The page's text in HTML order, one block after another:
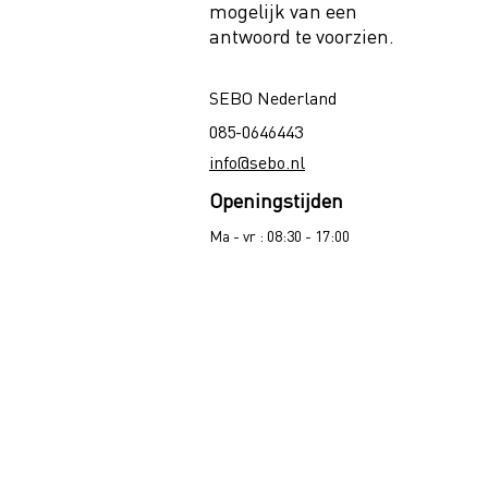
mogelijk van een
antwoord te voorzien.
SEBO Nederland
085-0646443
info@sebo.nl
Openingstijden
Ma - vr : 08:30 - 17:00​​